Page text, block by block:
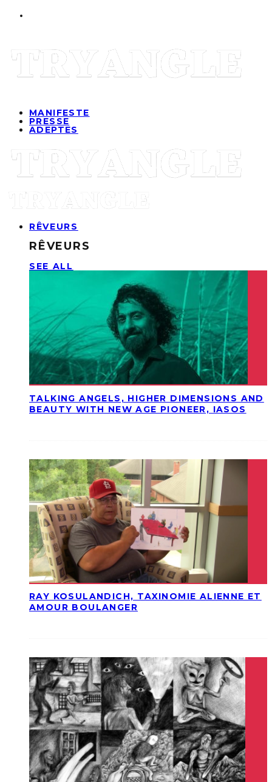
MANIFESTE
PRESSE
ADEPTES
RÊVEURS
RÊVEURS
SEE ALL
TALKING ANGELS, HIGHER DIMENSIONS AND
BEAUTY WITH NEW AGE PIONEER, IASOS
RAY KOSULANDICH, TAXINOMIE ALIENNE ET
AMOUR BOULANGER